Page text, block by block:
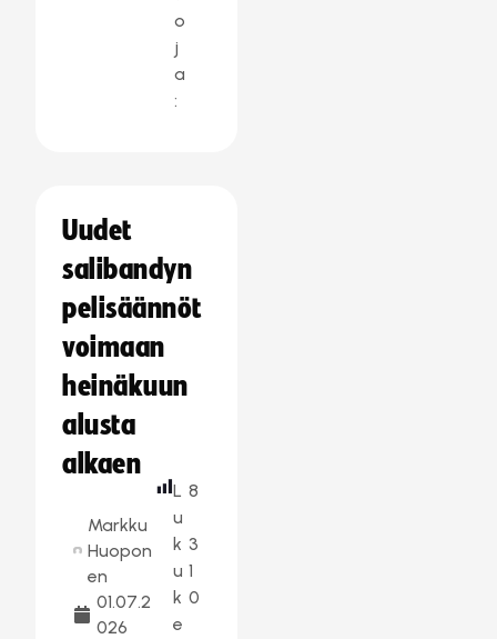
o
j
a
:
Uudet
salibandyn
pelisäännöt
voimaan
heinäkuun
alusta
alkaen
Markku
Huopon
en
01.07.2
026
L
u
k
u
k
e
8
3
1
0